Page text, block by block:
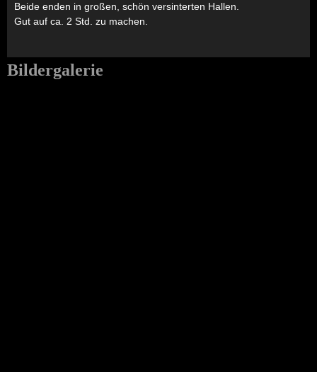
Beide enden in großen, schön versinterten Hallen.
Gut auf ca. 2 Std. zu machen.
Bildergalerie